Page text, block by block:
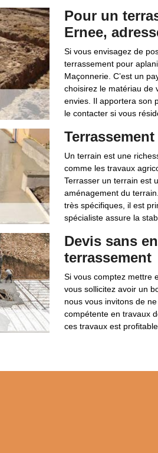
Pour un
Ernee,
Si vous envisagez de
terrassement pour
Maçonnerie. C’est un
choisirez le matériau de
envies. Il apportera son
le contacter si vous
Un terrain est une
comme les travaux
Terrasser un terrain est
aménagement du
très spécifiques, il est
spécialiste assure la
Devis sans
terrassement
Si vous comptez mettre
vous sollicitez avoir un
nous vous invitons de
compétente en travaux
ces travaux est